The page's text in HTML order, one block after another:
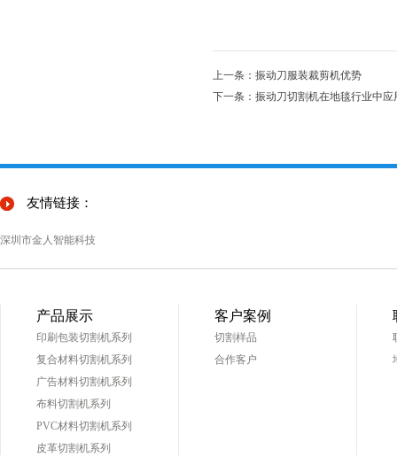
上一条：振动刀服装裁剪机优势
下一条：振动刀切割机在地毯行业中应
友情链接：
深圳市金人智能科技
产品展示
印刷包装切割机系列
复合材料切割机系列
广告材料切割机系列
布料切割机系列
PVC材料切割机系列
皮革切割机系列
客户案例
切割样品
合作客户